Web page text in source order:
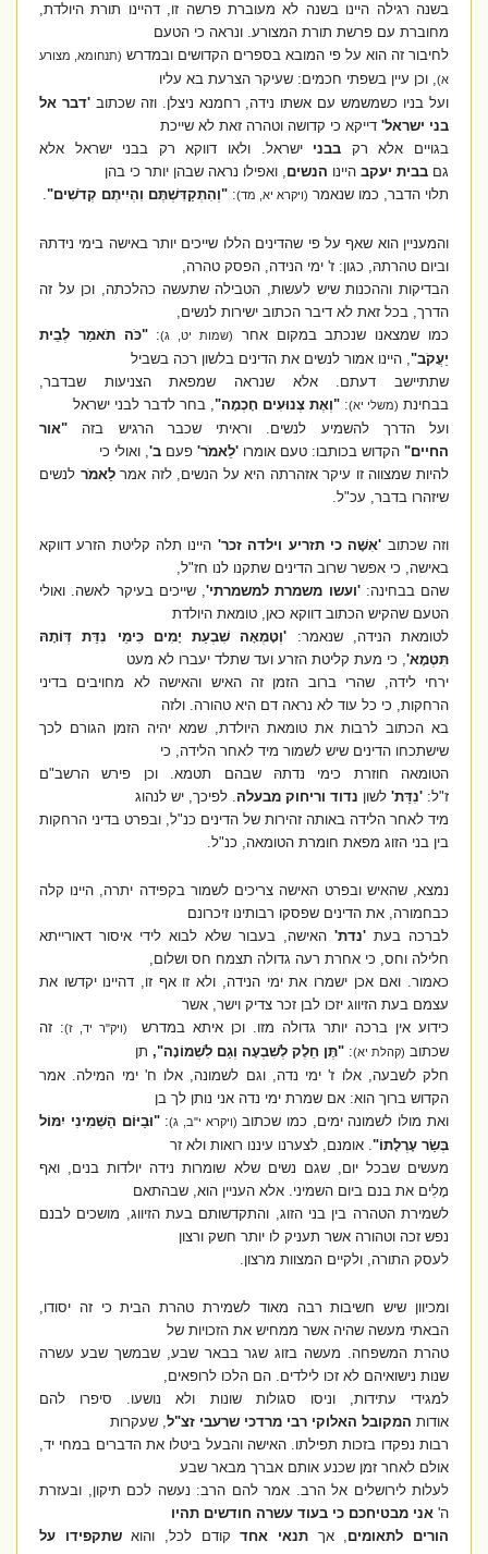
בשנה רגילה היינו בשנה לא מעוברת פרשה זו, דהיינו תורת היולדת,
מחוברת עם פרשת תורת המצורע. ונראה כי הטעם
לחיבור זה הוא על פי המובא בספרים הקדושים ובמדרש(תנחומא, מצורע
, וכן עיין בשפתי חכמים: שעיקר הצרעת בא עליו
ועל בניו כשמשמש עם אשתו נידה, רחמנא ניצלן. וזה שכתוב'דבר אל
בני ישראל'דייקא כי קדושה וטהרה זאת לא שייכת
בגויים אלא רקבבניישראל. ולאו דווקא רק בבני ישראל אלא
גםבבית יעקבהיינוהנשים, ואפילו נראה שבהן יותר כי בהן
תלוי הדבר, כמו שנאמר(ויקרא יא, מד):"וְהִתְקַדִּשְׁתֶּם וִהְיִיתֶם קְדֹשִׁים".
והמעניין הוא שאף על פי שהדינים הללו שייכים יותר באישה בימי נידתהּ
וביום טהרתהּ, כגון: ז' ימי הנידה, הפסק טהרה,
הבדיקות וההכנות שיש לעשות, הטבילה שתעשה כהלכתה, וכן על זה
הדרך, בכל זאת לא דיבר הכתוב ישירות לנשים,
כמו שמצאנו שנכתב במקום אחר(שמות יט, ג) :"כֹּה תֹאמַר לְבֵית
יַעֲקֹב", היינו אמור לנשים את הדינים בלשון רכה בשביל
שתתיישב דעתם. אלא שנראה שמפאת הצניעות שבדבר,
בבחינת(משלי יא) :"וְאֶת צְנוּעִים חָכְמָה", בחר לדבר לבני ישראל
ועל הדרך להשמיע לנשים. וראיתי שכבר הרגיש בזה"אור
החיים"הקדוש בכותבו: טעם אומרו'לֵאמֹר'פעםב' , ואולי כי
להיות שמצווה זו עיקר אזהרתה היא על הנשים, לזה אמרלֵאמֹרלנשים
שיזהרו בדבר, עכ"ל.
וזה שכתוב'אִשָּׁה כי תזריע וילדה זכר'היינו תלה קליטת הזרע דווקא
באישה, כי אפשר שרוב הדינים שתקנו לנו חז"ל,
שהם בבחינה:'ועשו משמרת למשמרתי', שייכים בעיקר לאשה. ואולי
הטעם שהקיש הכתוב דווקא כאן, טומאת היולדת
לטומאת הנידה, שנאמר:'וְטָמְאָה שִׁבְעַת יָמִים כִּימֵי נִדַּת דְּו‍ֹתָהּ
תִּטְמָא', כי מעת קליטת הזרע ועד שתלד יעברו לא מעט
ירחי לידה, שהרי ברוב הזמן זה האיש והאישה לא מחויבים בדיני
הרחקות, כי כל עוד לא נראה דם היא טהורה. ולזה
בא הכתוב לרבות את טומאת היולדת, שמא יהיה הזמן הגורם לכך
שישתכחו הדינים שיש לשמור מיד לאחר הלידה, כי
הטומאה חוזרת כימי נדתהּ שבהם תטמא. וכן פירש הרשב"ם
ז"ל:'נִדַּת'לשוןנדוד וריחוק מבעלהּ. לפיכך, יש לנהוג
מיד לאחר הלידה באותה זהירות של הדינים כנ"ל, ובפרט בדיני הרחקות
בין בני הזוג מפאת חומרת הטומאה, כנ"ל.
נמצא, שהאיש ובפרט האישה צריכים לשמור בקפידה יתרה, היינו קלה
כבחמורה, את הדינים שפסקו רבותינו זיכרונם
לברכה בעת'נדת'האישה, בעבור שלא לבוא לידי איסור דאורייתא
חלילה וחס, כי אחרת רעה גדולה תצמח חס ושלום,
כאמור. ואם אכן ישמרו את ימי הנידה, ולא זו אף זו, דהיינו יקדשו את
עצמם בעת הזיווג יזכו לבן זכר צדיק וישר, אשר
כידוע אין ברכה יותר גדולה מזו. וכן איתא במדרש(ויק"ר יד, ז)
: זה
שכתוב(קהלת יא) :"תֶּן חֵלֶק לְשִׁבְעָה וְגַם לִשְׁמוֹנָה",תן
חלק לשבעה, אלו ז' ימי נדה, וגם לשמונה, אלו ח' ימי המילה. אמר
הקדוש ברוך הוא: אם שמרת ימי נדה אני נותן לך בן
ואת מולו לשמונה ימים, כמו שכתוב(ויקרא י"ב, ג):"וּבַיּוֹם הַשְּׁמִינִי יִמּוֹל
בְּשַׂר עָרְלָתוֹ". אומנם, לצערנו עיננו רואות ולא זר
מעשים שבכל יום, שגם נשים שלא שומרות נידה יולדות בנים, ואף
מָלִים את בנם ביום השמיני. אלא העניין הוא, שבהתאם
לשמירת הטהרה בין בני הזוג, והתקדשותם בעת הזיווג, מושכים לבנם
נפש זכה וטהורה אשר תעניק לו יותר חשק ורצון
לעסק התורה, ולקיים המצוות מרצון.
ומכיוון שיש חשיבות רבה מאוד לשמירת טהרת הבית כי זה יסודו,
הבאתי מעשה שהיה אשר ממחיש את הזכויות של
טהרת המשפחה. מעשה בזוג שגר בבאר שבע, שבמשך שבע עשרה
שנות נישואיהם לא זכו לילדים. הם הלכו לרופאים,
למגידי עתידות, וניסו סגולות שונות ולא נושעו. סיפרו להם
אודותהמקובל האלוקי רבי מרדכי שרעבי זצ"ל, שעקרות
רבות נפקדו בזכות תפילתו. האישה והבעל ביטלו את הדברים במחי יד,
אולם לאחר זמן שכנע אותם אברך מבאר שבע
לעלות לירושלים אל הרב. אמר להם הרב: נעשה לכם תיקון, ובעזרת
אני מבטיחכם כי בעוד עשרה חודשים תהיו
הורים לתאומים, אךתנאי אחדקודם לכל, והואשתקפידו על